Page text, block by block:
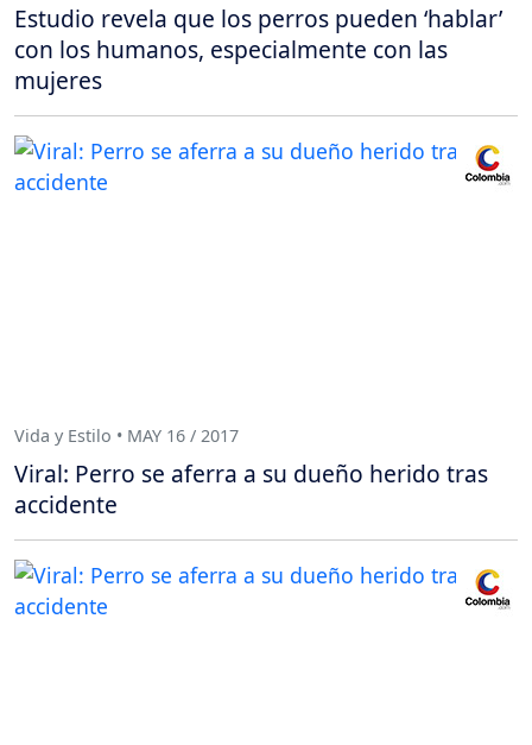
Estudio revela que los perros pueden ‘hablar’
con los humanos, especialmente con las
mujeres
Vida y Estilo • MAY 16 / 2017
Viral: Perro se aferra a su dueño herido tras
accidente